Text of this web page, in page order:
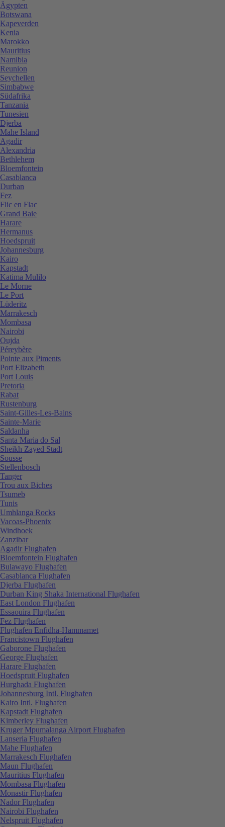
Ägypten
Botswana
Kapeverden
Kenia
Marokko
Mauritius
Namibia
Reunion
Seychellen
Simbabwe
Südafrika
Tanzania
Tunesien
Djerba
Mahe Island
Agadir
Alexandria
Bethlehem
Bloemfontein
Casablanca
Durban
Fez
Flic en Flac
Grand Baie
Harare
Hermanus
Hoedspruit
Johannesburg
Kairo
Kapstadt
Katima Mulilo
Le Morne
Le Port
Lüderitz
Marrakesch
Mombasa
Nairobi
Oujda
Péreybère
Pointe aux Piments
Port Elizabeth
Port Louis
Pretoria
Rabat
Rustenburg
Saint-Gilles-Les-Bains
Sainte-Marie
Saldanha
Santa Maria do Sal
Sheikh Zayed Stadt
Sousse
Stellenbosch
Tanger
Trou aux Biches
Tsumeb
Tunis
Umhlanga Rocks
Vacoas-Phoenix
Windhoek
Zanzibar
Agadir Flughafen
Bloemfontein Flughafen
Bulawayo Flughafen
Casablanca Flughafen
Djerba Flughafen
Durban King Shaka International Flughafen
East London Flughafen
Essaouira Flughafen
Fez Flughafen
Flughafen Enfidha-Hammamet
Francistown Flughafen
Gaborone Flughafen
George Flughafen
Harare Flughafen
Hoedspruit Flughafen
Hurghada Flughafen
Johannesburg Intl. Flughafen
Kairo Intl. Flughafen
Kapstadt Flughafen
Kimberley Flughafen
Kruger Mpumalanga Airport Flughafen
Lanseria Flughafen
Mahe Flughafen
Marrakesch Flughafen
Maun Flughafen
Mauritius Flughafen
Mombasa Flughafen
Monastir Flughafen
Nador Flughafen
Nairobi Flughafen
Nelspruit Flughafen